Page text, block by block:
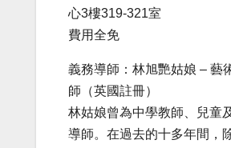
心3樓319-321室
費用全免
義務導師：林旭艷姑娘 – 藝
師（英國註冊）
林姑娘曾為中學教師、兒童
導師。在過去的十多年間，